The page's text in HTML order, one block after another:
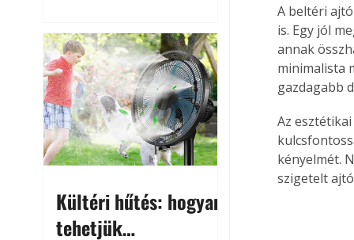
megközelítheti. Ez nemcsak a
beszállást teszi kellemetlenné,
hanem az autó állapotára és a
benne hagyott tárgyakra is
káros hatással lehet. Néhány
egyszerű óvintézkedéssel
azonban jelentősen
csökkenthetjük a hőség káros
Kültéri hűtés: hogyan
tehetjük
A beltéri
is. Egy jól
annak
minimalista
gazdagabb
Az
kényelmét.
szigetelt